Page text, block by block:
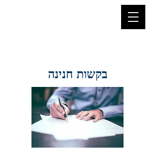
בקשות חנינה